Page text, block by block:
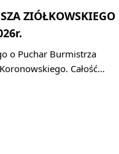
ZIÓŁKOWSKIEGO
o Puchar Burmistrza
Całość…